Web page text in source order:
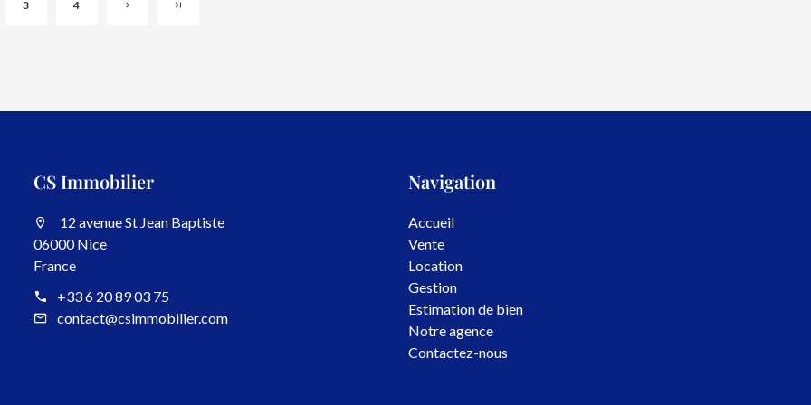
3 4
CS Immobilier
12 avenue St Jean Baptiste
06000 Nice
France
+33 6 20 89 03 75
contact@csimmobilier.com
Navigation
Accueil
Vente
Location
Gestion
Estimation de bien
Notre agence
Contactez-nous